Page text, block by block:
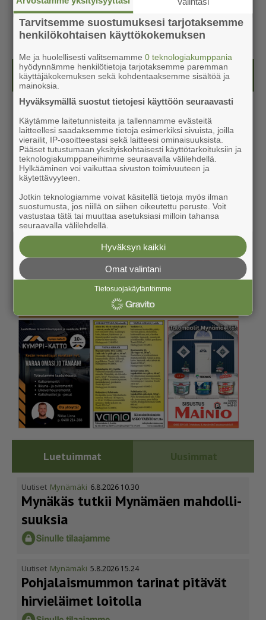
Kesälehti (ilmainen)
Luetuimmat Uusimmat
Uutiset Mynämäki 6.8.2026 10.30
Mynäkäs tutkii Mynämäen mahdol­li­
suuksia
Uutiset Mynämäki 5.8.2026 15.24
Pohja­lais­mummon tarinat pitävät
hirvieläimet loitolla
Tarvitsemme suostumuksesi tarjotaksemme
henkilökohtaisen käyttökokemuksen
Me ja huolellisesti valitsemamme0 teknologiakumppania
hyödynnämme henkilötietoja tarjotaksemme paremman
käyttäjäkokemuksen sekä kohdentaaksemme sisältöä ja
mainoksia.
Hyväksymällä suostut tietojesi käyttöön seuraavasti
Käytämme laitetunnisteita ja tallennamme evästeitä
laitteellesi saadaksemme tietoja esimerkiksi sivuista, joilla
vierailit, IP-osoitteestasi sekä laitteesi ominaisuuksista.
Pääset tutustumaan yksityiskohtaisesti käyttötarkoituksiin ja
teknologiakumppaneihimme seuraavalla välilehdellä.
Hylkääminen voi vaikuttaa sivuston toimivuuteen ja
käytettävyyteen.
Jotkin teknologiamme voivat käsitellä tietoja myös ilman
suostumusta, jos niillä on siihen oikeutettu peruste. Voit
vastustaa tätä tai muuttaa asetuksiasi milloin tahansa
seuraavalla välilehdellä.
Hyväksyn kaikki
Omat valintani
Tietosuojakäytäntömme